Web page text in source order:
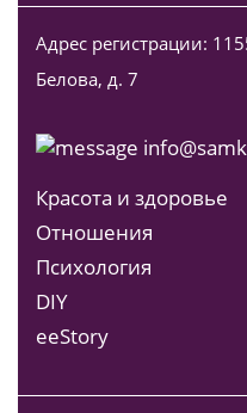
Адрес регистрации:
Белова, д. 7
Красота и здоровье
Отношения
Психология
DIY
ееStory